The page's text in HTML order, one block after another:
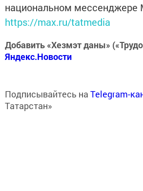
национальном мессенджере
https://max.ru/tatmedia
Добавить «Хезмэт даны»
Яндекс.Новости
Подписывайтесь на Telegram-
Татарстан»